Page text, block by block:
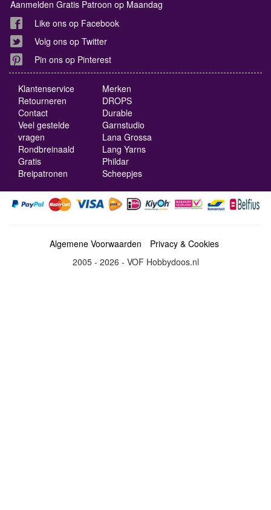
Aanmelden Gratis Patroon op Maandag
Like ons op Facebook
Volg ons op Twitter
Pin ons op Pinterest
Klantenservice
Retourneren
Contact
Veel gestelde
vragen
Rondbreinaald
Gratis
Breipatronen
Merken
DROPS
Durable
Garnstudio
Lana Grossa
Lang Yarns
Phildar
Scheepjes
Algemene Voorwaarden
Privacy & Cookies
2005 - 2026 - VOF Hobbydoos.nl